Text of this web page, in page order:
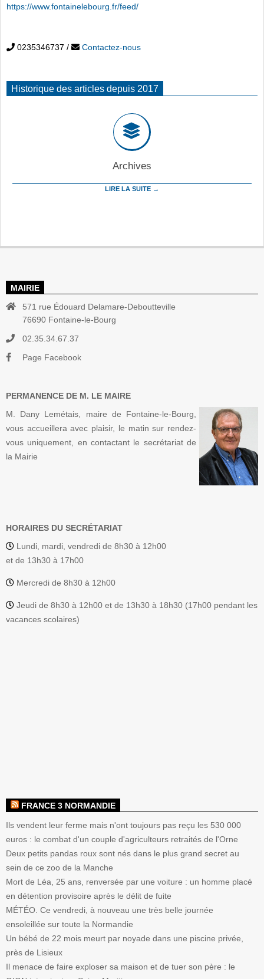
https://www.fontainelebourg.fr/feed/
0235346737 / Contactez-nous
Historique des articles depuis 2017
Archives
LIRE LA SUITE →
MAIRIE
571 rue Édouard Delamare-Deboutteville
76690 Fontaine-le-Bourg
02.35.34.67.37
Page Facebook
PERMANENCE DE M. LE MAIRE
M. Dany Lemétais, maire de Fontaine-le-Bourg,
vous accueillera avec plaisir, le matin sur rendez-
vous uniquement, en contactant le secrétariat de
la Mairie
HORAIRES DU SECRÉTARIAT
Lundi, mardi, vendredi de 8h30 à 12h00
et de 13h30 à 17h00
Mercredi de 8h30 à 12h00
Jeudi de 8h30 à 12h00 et de 13h30 à 18h30 (17h00 pendant les
vacances scolaires)
FRANCE 3 NORMANDIE
Ils vendent leur ferme mais n'ont toujours pas reçu les 530 000
euros : le combat d'un couple d'agriculteurs retraités de l'Orne
Deux petits pandas roux sont nés dans le plus grand secret au
sein de ce zoo de la Manche
Mort de Léa, 25 ans, renversée par une voiture : un homme placé
en détention provisoire après le délit de fuite
MÉTÉO. Ce vendredi, à nouveau une très belle journée
ensoleillée sur toute la Normandie
Un bébé de 22 mois meurt par noyade dans une piscine privée,
près de Lisieux
Il menace de faire exploser sa maison et de tuer son père : le